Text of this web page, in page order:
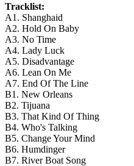
Tracklist:
A1. Shanghaid
A2. Hold On Baby
A3. No Time
A4. Lady Luck
A5. Disadvantage
A6. Lean On Me
A7. End Of The Line
B1. New Orleans
B2. Tijuana
B3. That Kind Of Thing
B4. Who's Talking
B5. Change Your Mind
B6. Humdinger
B7. River Boat Song